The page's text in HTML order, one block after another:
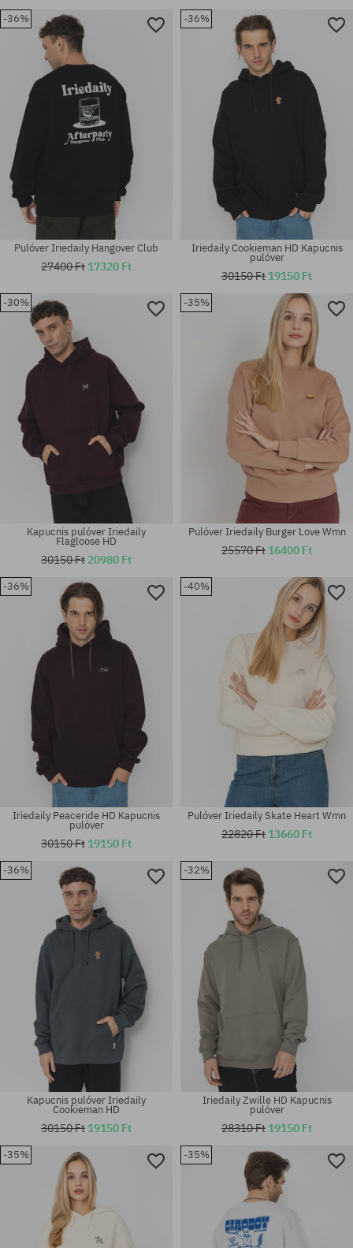
Elérhető méretek:
Elérhető méretek:
Elérhető méretek:
M; XL
Elérhető méretek:
-36%
Elérhető méretek:
Pulóver Iriedaily Hangover Club
27400 Ft 17320 Ft
-36%
Elérhető méretek:
Iriedaily Cookieman HD Kapucnis
pulóver
30150 Ft 19150 Ft
-30%
Elérhető méretek:
Kapucnis pulóver Iriedaily
Flagloose HD
30150 Ft 20980 Ft
-35%
Elérhető méretek:
XS; S; M
Pulóver Iriedaily Burger Love Wmn
25570 Ft 16400 Ft
-36%
Elérhető méretek:
Iriedaily Peaceride HD Kapucnis
pulóver
30150 Ft 19150 Ft
-40%
Elérhető méretek:
Pulóver Iriedaily Skate Heart Wmn
22820 Ft 13660 Ft
-36%
Kapucnis pulóver Iriedaily
Cookieman HD
30150 Ft 19150 Ft
-32%
Iriedaily Zwille HD Kapucnis
pulóver
28310 Ft 19150 Ft
-35% -35%